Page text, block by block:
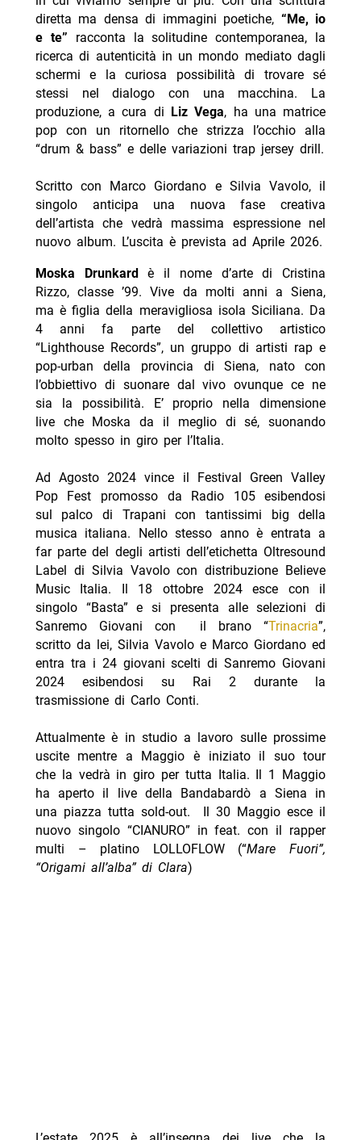
diretta ma densa di immagini poetiche, “ Me, io
e te” racconta la solitudine contemporanea, la
ricerca di autenticità in un mondo mediato dagli
schermi e la curiosa possibilità di trovare sé
stessi nel dialogo con una macchina. La
produzione, a cura di
Liz Vega, ha una matrice
pop con un ritornello che strizza l’occhio alla
“drum & bass” e delle variazioni trap jersey drill.
Scritto con Marco Giordano e Silvia Vavolo, il
singolo anticipa una nuova fase creativa
dell’artista che vedrà massima espressione nel
nuovo album. L’uscita è prevista ad Aprile 2026.
Moska Drunkard
è il nome d’arte di Cristina
Rizzo, classe ’99. Vive da molti anni a Siena,
ma è figlia della meravigliosa isola Siciliana. Da
4 anni fa parte del collettivo artistico
“Lighthouse Records”, un gruppo di artisti rap e
pop-urban della provincia di Siena, nato con
l’obbiettivo di suonare dal vivo ovunque ce ne
sia la possibilità. E’ proprio nella dimensione
live che Moska da il meglio di sé, suonando
molto spesso in giro per l’Italia.
Ad Agosto 2024 vince il Festival Green Valley
Pop Fest promosso da Radio 105 esibendosi
sul palco di Trapani con tantissimi big della
musica italiana. Nello stesso anno è entrata a
far parte del degli artisti dell’etichetta Oltresound
Label di Silvia Vavolo con distribuzione Believe
Music Italia. Il 18 ottobre 2024 esce con il
singolo “Basta” e si presenta alle selezioni di
Sanremo Giovani con il brano “Trinacria”,
scritto da lei, Silvia Vavolo e Marco Giordano ed
entra tra i 24 giovani scelti di Sanremo Giovani
2024 esibendosi su Rai 2 durante la
trasmissione di Carlo Conti.
Attualmente è in studio a lavoro sulle prossime
uscite mentre a Maggio è iniziato il suo tour
che la vedrà in giro per tutta Italia. Il 1 Maggio
ha aperto il live della Bandabardò a Siena in
una piazza tutta sold-out. Il 30 Maggio esce il
nuovo singolo “CIANURO” in feat. con il rapper
multi – platino LOLLOFLOW (“Mare Fuori”,
“Origami all’alba” di Clara)